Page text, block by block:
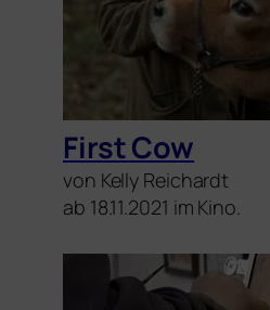
First Cow
von Kelly Reichardt
ab 18.11.2021 im Kino.